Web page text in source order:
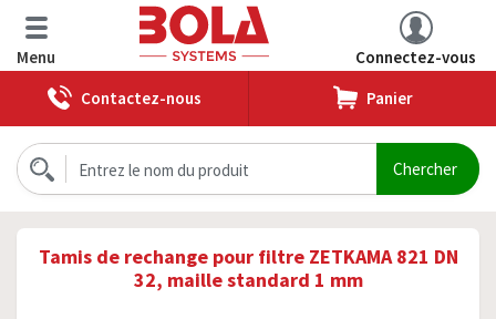
Menu
Connectez-vous
Contactez-nous
Panier
Tamis de rechange pour filtre ZETKAMA 821 DN
32, maille standard 1 mm